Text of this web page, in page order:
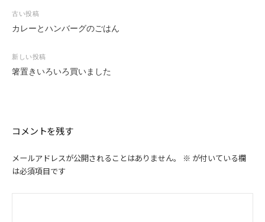
投
稿
ビ
ゲ
ン
古い投稿
カレーとハンバーグのごはん
新しい投稿
箸置きいろいろ買いました
コメントを残す
メールアドレスが公開されることはありません。 ※ が付いている欄
は必須項目です